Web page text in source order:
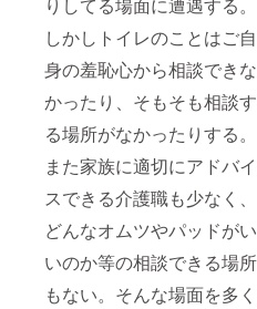
りしてる場面に遭遇する。
しかしトイレのことはご自
身の羞恥心から相談できな
かったり、そもそも相談す
る場所がなかったりする。
また家族に適切にアドバイ
スできる介護職も少なく、
どんなオムツやパッドがい
いのか等の相談できる場所
もない。そんな場面を多く